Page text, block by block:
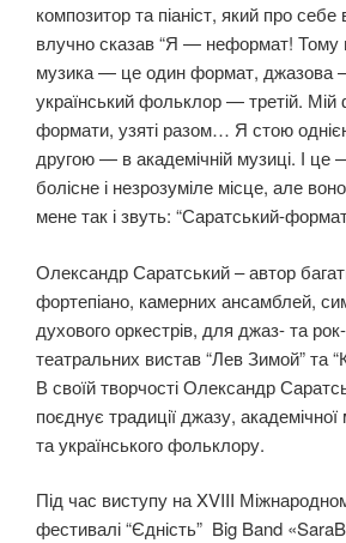
композитор та піаніст, який про
влучно сказав “Я — неформат! Тому
музика — це один формат, джазова
український фольклор — третій.
формати, узяті разом… Я стою
другою — в академічній музиці. І
болісне і незрозуміле місце, але
мене так і звуть: “Саратський-
Олександр Саратський – автор
фортепіано, камерних ансамблей,
духового оркестрів, для джаз- та
театральних вистав “Лев Зимой” та
В своїй творчості Олександр
поєднує традиції джазу, академічної
та українського фольклору.
Під час виступу на XVIII
фестивалі “Єдність” Big Band